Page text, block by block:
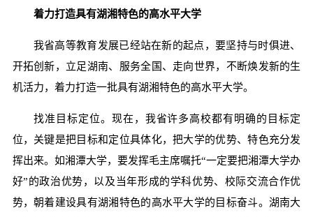
着力打造具有湖湘特色的高水平大学
我省高等教育发展已经站在新的起点，要坚持与时俱进、
开拓创新，立足湖南、服务全国、走向世界，不断焕发新的生
机活力，着力打造一批具有湖湘特色的高水平大学。
找准目标定位。现在，我省许多高校都有明确的目标定
位，关键是把目标和定位具体化，把大学的优势、特色充分发
挥出来。如湘潭大学，要发挥毛主席嘱托“一定要把湘潭大学办
好”的政治优势，以及当年形成的学科优势、校际交流合作优
势，朝着建设具有湖湘特色的高水平大学的目标奋斗。湖南大